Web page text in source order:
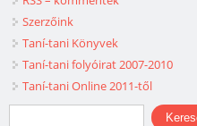
Szerzőink
Taní-tani Könyvek
Taní-tani folyóirat 2007-2010
Taní-tani Online 2011-től
Keresés űrlap
Keresés